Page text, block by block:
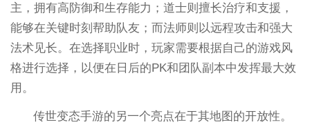
主，拥有高防御和生存能力；道士则擅长治疗和支援，
能够在关键时刻帮助队友；而法师则以远程攻击和强大
法术见长。在选择职业时，玩家需要根据自己的游戏风
格进行选择，以便在日后的PK和团队副本中发挥最大效
用。
传世变态手游的另一个亮点在于其地图的开放性。